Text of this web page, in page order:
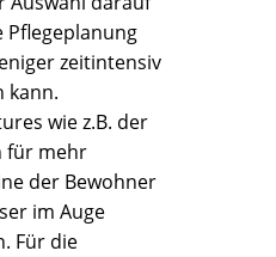
Pflegeplanung
zeitintensiv
kann.
wie z.B. der
für mehr
der Bewohner
im Auge
Für die